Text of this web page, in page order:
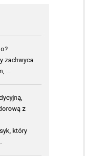
zachwyca
…
z
który